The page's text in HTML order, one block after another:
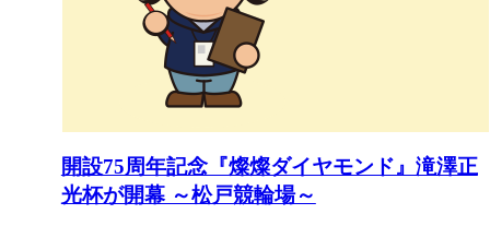
開設75周年記念『燦燦ダイヤモンド』滝澤正
光杯が開幕 ～松戸競輪場～